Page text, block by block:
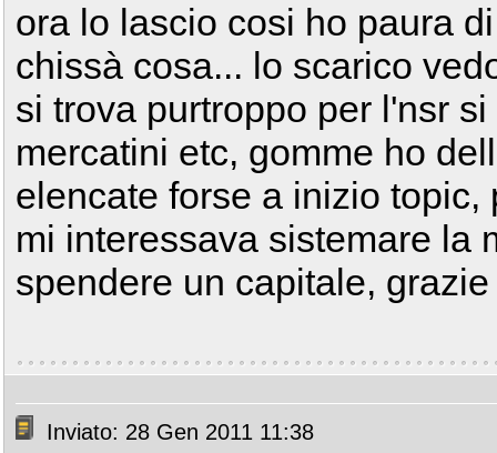
ora lo lascio cosi ho paura
chissà cosa... lo scarico
si trova purtroppo per l'nsr
mercatini etc, gomme ho
elencate forse a inizio
mi interessava sistemare la
spendere un capitale,
Inviato: 28 Gen 2011 11:38